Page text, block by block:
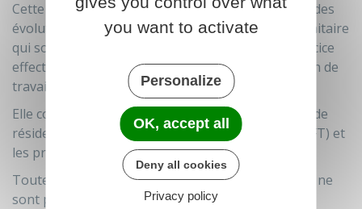
Cette rémunération tient compte éventuellement des
évolutions de votre situation statutaire ou indemnitaire
qui sont intervenues entre la dernière date d'exercice
effectif de vos fonctions et la date de fin de relation de
travail.
Elle comprend le traitement indiciaire, l'indemnité de
résidence, le supplément familial de traitement (SFT) et
les primes et indemnités.
Toutefois, les éléments de rémunération suivants ne
sont pas pris en compte :
you want to activate
Personalize
OK, accept all
Deny all cookies
Privacy policy